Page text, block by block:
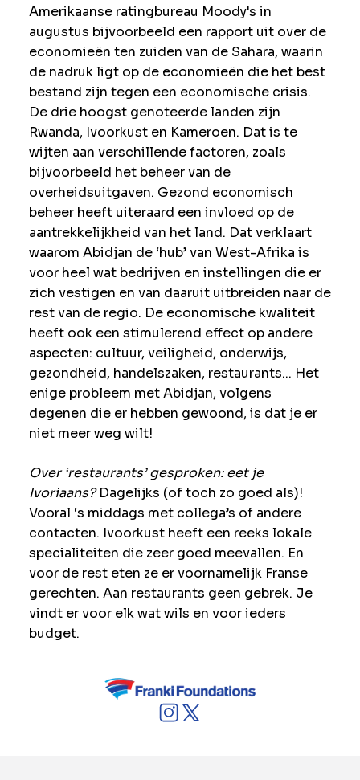
Amerikaanse ratingbureau Moody's in
augustus bijvoorbeeld een rapport uit over de
economieën ten zuiden van de Sahara, waarin
de nadruk ligt op de economieën die het best
bestand zijn tegen een economische crisis.
De drie hoogst genoteerde landen zijn
Rwanda, Ivoorkust en Kameroen. Dat is te
wijten aan verschillende factoren, zoals
bijvoorbeeld het beheer van de
overheidsuitgaven. Gezond economisch
beheer heeft uiteraard een invloed op de
aantrekkelijkheid van het land. Dat verklaart
waarom Abidjan de ‘hub’ van West-Afrika is
voor heel wat bedrijven en instellingen die er
zich vestigen en van daaruit uitbreiden naar de
rest van de regio. De economische kwaliteit
heeft ook een stimulerend effect op andere
aspecten: cultuur, veiligheid, onderwijs,
gezondheid, handelszaken, restaurants... Het
enige probleem met Abidjan, volgens
degenen die er hebben gewoond, is dat je er
niet meer weg wilt!
Over ‘restaurants’ gesproken: eet je
Ivoriaans?Dagelijks (of toch zo goed als)!
Vooral ‘s middags met collega’s of andere
contacten. Ivoorkust heeft een reeks lokale
specialiteiten die zeer goed meevallen. En
voor de rest eten ze er voornamelijk Franse
gerechten. Aan restaurants geen gebrek. Je
vindt er voor elk wat wils en voor ieders
budget.